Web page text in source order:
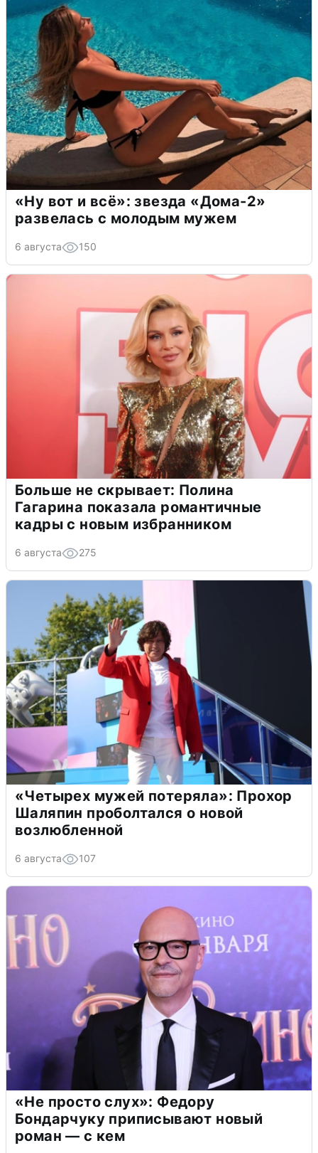
«Ну вот и всё»: звезда «Дома-2»
развелась с молодым мужем
6 августа 150
Больше не скрывает: Полина
Гагарина показала романтичные
кадры с новым избранником
6 августа 275
«Четырех мужей потеряла»: Прохор
Шаляпин проболтался о новой
возлюбленной
6 августа 107
«Не просто слух»: Федору
Бондарчуку приписывают новый
роман — с кем